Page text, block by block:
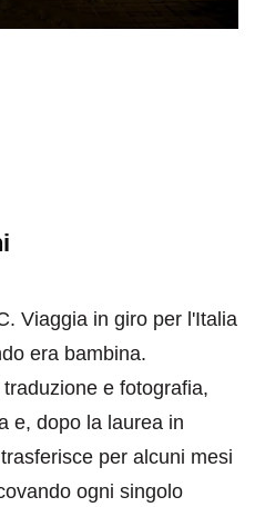
Viaggia in giro per l'Italia
era bambina.
e fotografia,
e, dopo la laurea in
per alcuni mesi
ogni singolo